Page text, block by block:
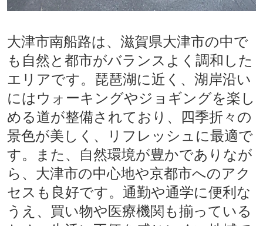
大津市南船路は、滋賀県大津市の中で
も自然と都市がバランスよく調和した
エリアです。琵琶湖に近く、湖岸沿い
にはウォーキングやジョギングを楽し
める道が整備されており、四季折々の
景色が美しく、リフレッシュに最適で
す。また、自然環境が豊かでありなが
ら、大津市の中心地や京都市へのアク
セスも良好です。通勤や通学に便利な
うえ、買い物や医療機関も揃っている